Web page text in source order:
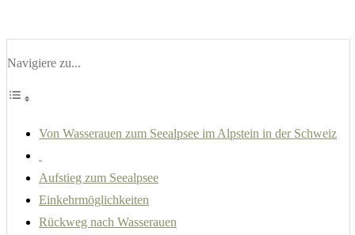
Navigiere zu...
Von Wasserauen zum Seealpsee im Alpstein in der Schweiz
Aufstieg zum Seealpsee
Einkehrmöglichkeiten
Rückweg nach Wasserauen